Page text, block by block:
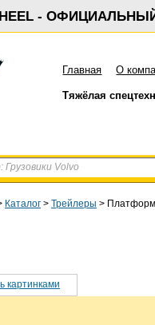
-
Главная О
Тяжёлая
Каталог > Трейлеры >
картинками